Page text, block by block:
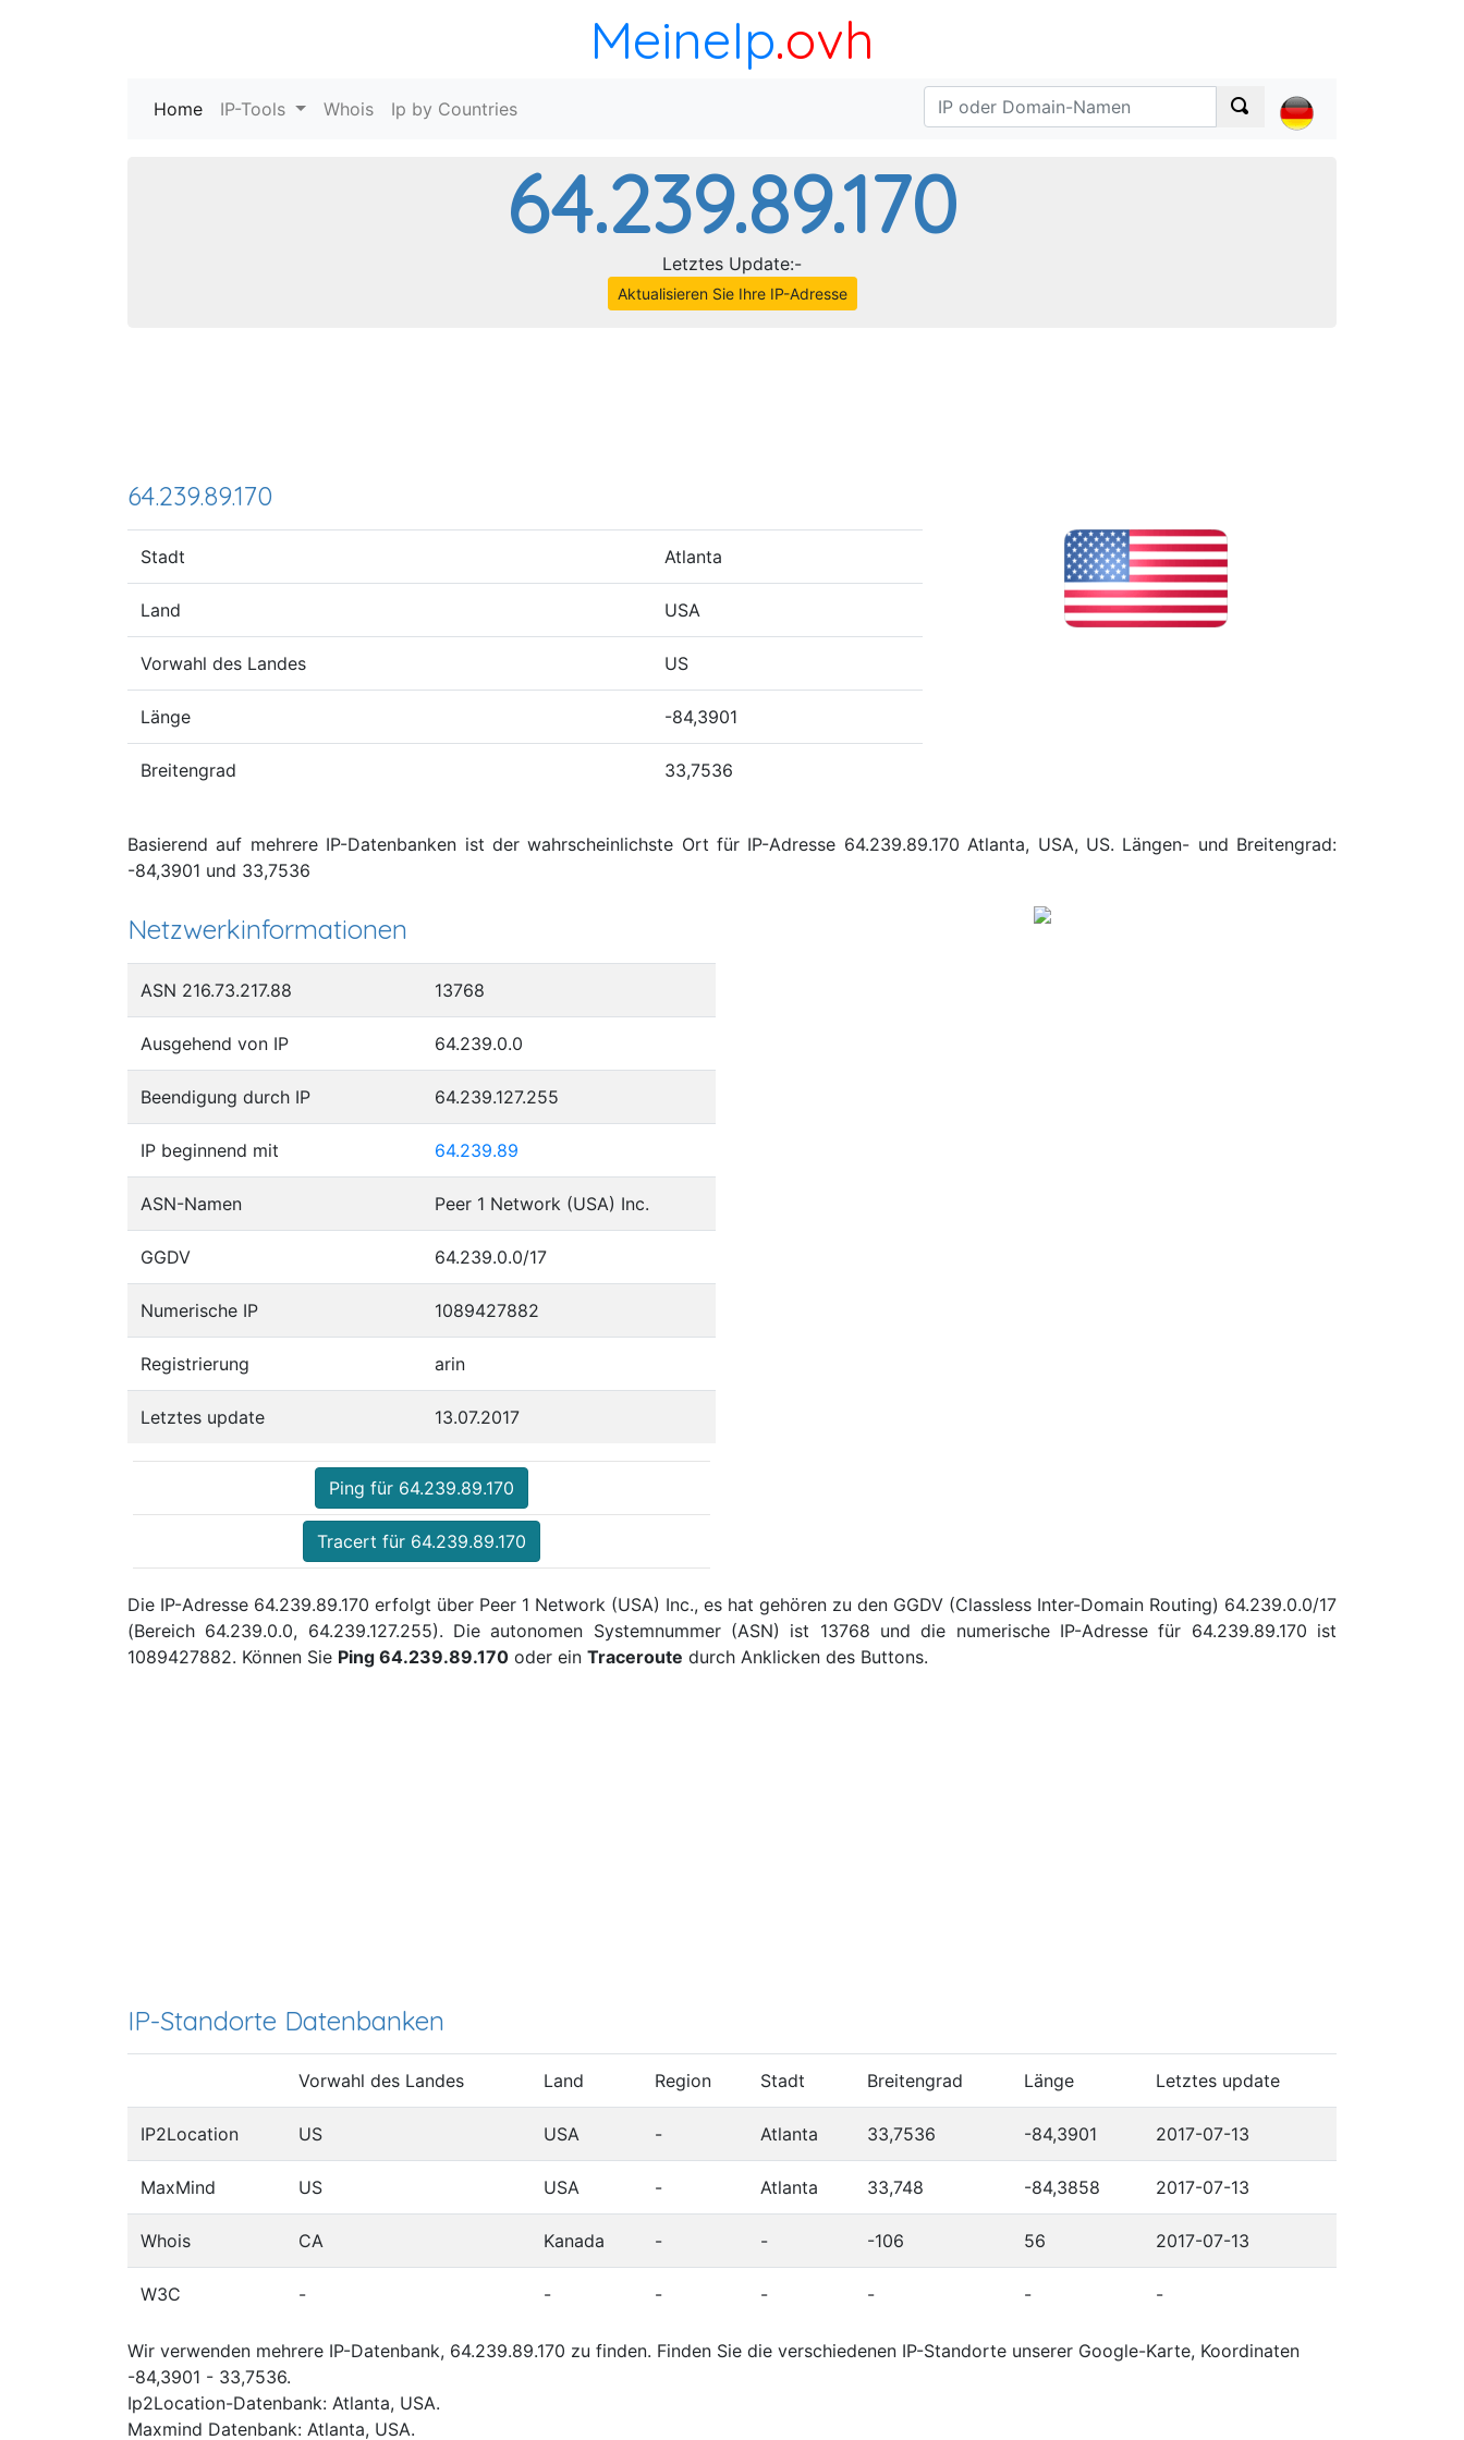
MeineIp.ovh
Home (current)
IP-Tools Whois Ip by Countries
64.239.89.170
Letztes Update:-
Aktualisieren Sie Ihre IP-Adresse
64.239.89.170
Stadt Atlanta
Land USA
Vorwahl des Landes US
Länge -84,3901
Breitengrad 33,7536
Basierend auf mehrere IP-Datenbanken ist der wahrscheinlichste Ort für IP-Adresse 64.239.89.170 Atlanta, USA, US. Längen- und Breitengrad:
-84,3901 und 33,7536
Netzwerkinformationen
ASN 216.73.217.88 13768
Ausgehend von IP 64.239.0.0
Beendigung durch IP 64.239.127.255
IP beginnend mit 64.239.89
ASN-Namen Peer 1 Network (USA) Inc.
GGDV 64.239.0.0/17
Numerische IP 1089427882
Registrierung arin
Letztes update 13.07.2017
Ping für 64.239.89.170
Tracert für 64.239.89.170
Die IP-Adresse 64.239.89.170 erfolgt über Peer 1 Network (USA) Inc., es hat gehören zu den GGDV (Classless Inter-Domain Routing) 64.239.0.0/17
(Bereich 64.239.0.0, 64.239.127.255). Die autonomen Systemnummer (ASN) ist 13768 und die numerische IP-Adresse für 64.239.89.170 ist
1089427882. Können Sie Ping 64.239.89.170 oder ein Traceroute durch Anklicken des Buttons.
IP-Standorte Datenbanken
Vorwahl des Landes Land Region Stadt Breitengrad Länge Letztes update
IP2Location US USA - Atlanta 33,7536 -84,3901 2017-07-13
MaxMind US USA - Atlanta 33,748 -84,3858 2017-07-13
Whois CA Kanada - - -106 56 2017-07-13
W3C - - - - - - -
Wir verwenden mehrere IP-Datenbank, 64.239.89.170 zu finden. Finden Sie die verschiedenen IP-Standorte unserer Google-Karte, Koordinaten
-84,3901 - 33,7536.
Ip2Location-Datenbank: Atlanta, USA.
Maxmind Datenbank: Atlanta, USA.